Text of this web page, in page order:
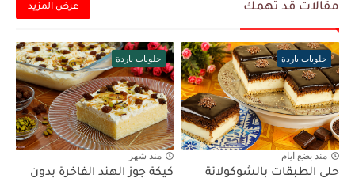
مقالات قد تهمك عرض المزيد
حلويات باردة
منذ بضع ايام
حلى الطبقات بالشوكولاتة
حلويات باردة
منذ شهر
كيكة جوز الهند الفاخرة بدون